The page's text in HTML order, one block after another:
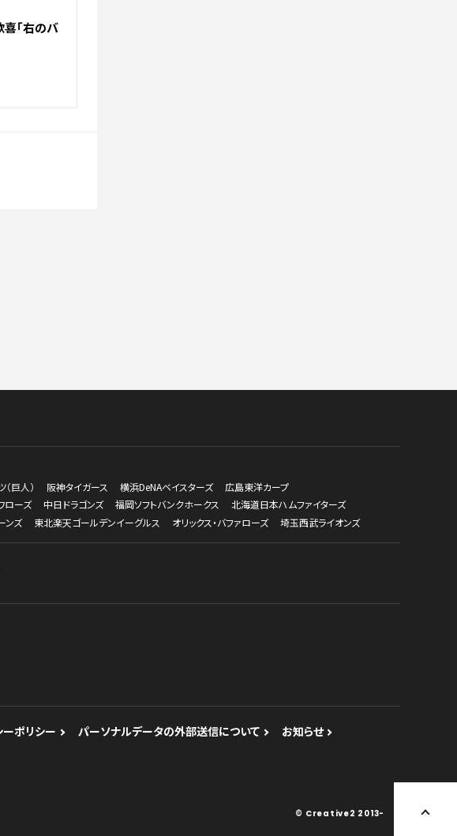
「右のバ
巨人） 阪神タイガース 横浜DeNAベイスターズ
広島東洋カープ
ローズ
中日ドラゴンズ 福岡ソフトバンクホークス
北海道日本ハムファイターズ
ンズ
東北楽天ゴールデンイーグルス オリックス・バファローズ 埼玉西武ライオンズ
ーポリシー パーソナルデータの外部送信について
お知らせ
© Creative2 2013-